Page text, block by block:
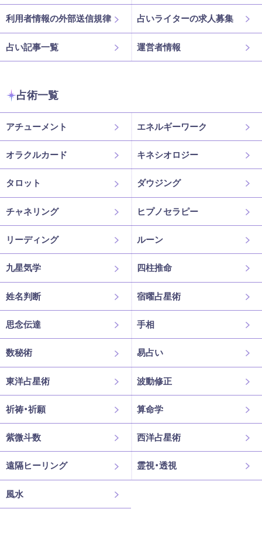
利用者情報の外部送信規律 占いライターの求人募集
占い記事一覧 運営者情報
占術一覧
アチューメント エネルギーワーク
オラクルカード キネシオロジー
タロット ダウジング
チャネリング ヒプノセラピー
リーディング ルーン
九星気学 四柱推命
姓名判断 宿曜占星術
思念伝達 手相
数秘術 易占い
東洋占星術 波動修正
祈祷・祈願 算命学
紫微斗数 西洋占星術
遠隔ヒーリング 霊視・透視
風水